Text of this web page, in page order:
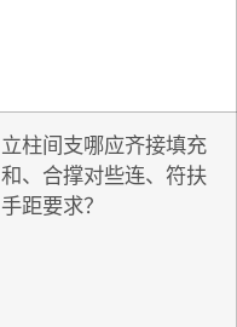
立柱间支哪应齐接填充
和、合撑对些连、符扶
手距要求？